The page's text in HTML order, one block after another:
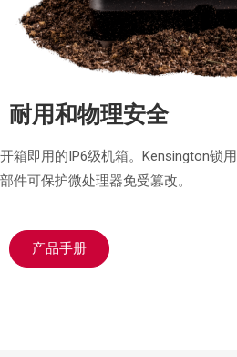
耐用和物理安全
开箱即用的IP6级机箱。Kensington锁
部件可保护微处理器免受篡改。
产品手册